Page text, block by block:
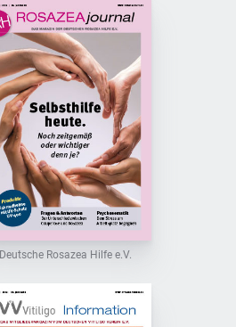
Deutsche Rosazea Hilfe e.V.